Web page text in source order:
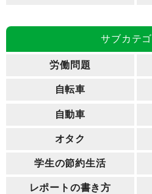
サブカテ
労働問題
自転車
自動車
オタク
学生の節約生活
レポートの書き方